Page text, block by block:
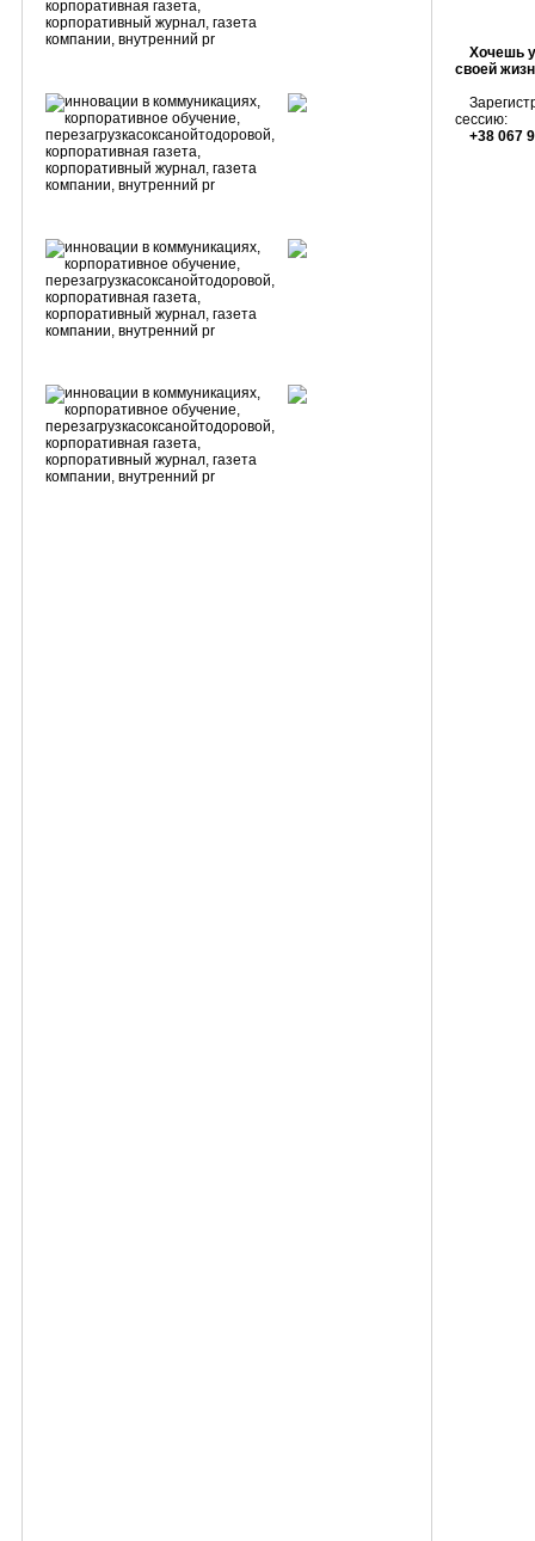
Хочешь
своей
сессию:
+38 067